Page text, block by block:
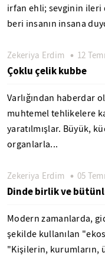
irfan ehli; sevginin ileri
beri insanın insana
Zekeriya Erdim 12
Çoklu çelik kubbe
Varlığından haberdar
muhtemel tehlikelere
yaratılmışlar. Büyük,
organlarla...
Zekeriya Erdim 05
Dinde birlik ve
Modern zamanlarda,
şekilde kullanılan
"Kişilerin, kurumların,